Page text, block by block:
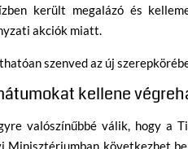
került megalázó és
akciók miatt.
szenved az új
kellene
valószínűbbé válik, hogy a
Minisztériumban következhet